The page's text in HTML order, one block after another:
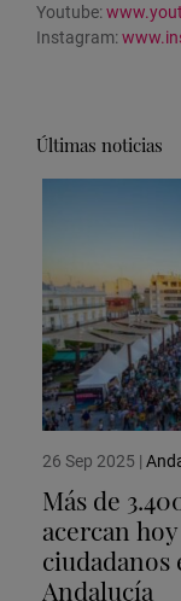
Youtube:
Instagram:
Últimas noticias
26 Sep 2025 |
Más de
acercan
ciudadanos
Andalucía